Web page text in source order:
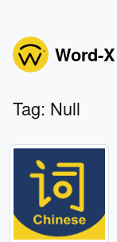
Word-
Tag: Null